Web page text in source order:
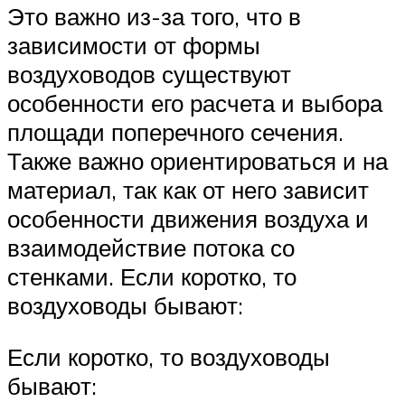
Это важно из-за того, что в
зависимости от формы
воздуховодов существуют
особенности его расчета и выбора
площади поперечного сечения.
Также важно ориентироваться и на
материал, так как от него зависит
особенности движения воздуха и
взаимодействие потока со
стенками. Если коротко, то
воздуховоды бывают:
Если коротко, то воздуховоды
бывают: